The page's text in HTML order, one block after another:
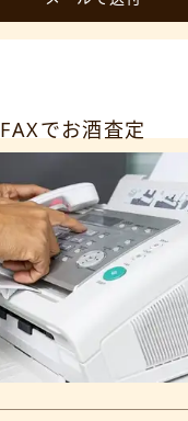
FAXでお酒査定